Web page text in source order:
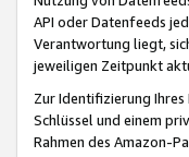
API oder Datenfeeds
Verantwortung liegt,
jeweiligen Zeitpunkt
Zur Identifizierung Ihres
Schlüssel und einem
Rahmen des Amazon-